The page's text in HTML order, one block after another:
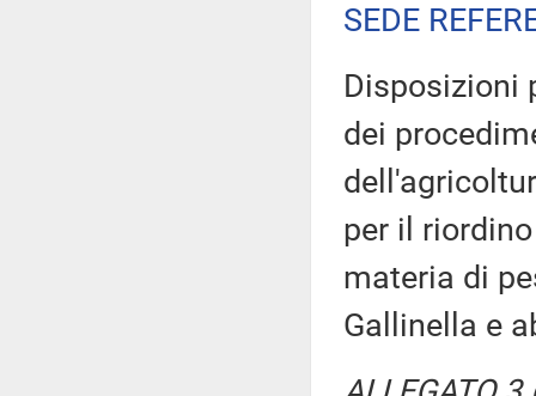
SEDE
Disposizioni
dei
per il
materia di
Gallinella e